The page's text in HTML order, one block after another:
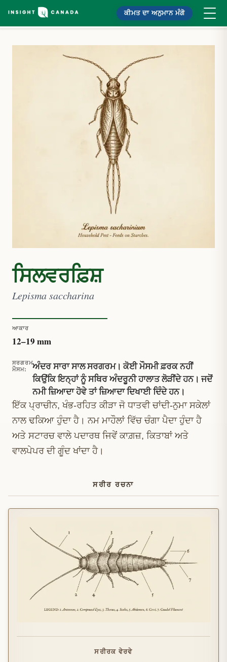
ਕੀਮਤ ਦਾ ਅਨੁਮਾਨ ਮੰਗੋ
ਸਿਲਵਰਫ਼ਿਸ਼
Lepisma saccharina
ਆਕਾਰ
12–19 mm
ਸਰਗਰਮ
ਮੌਸਮ:
ਅੰਦਰ ਸਾਰਾ ਸਾਲ ਸਰਗਰਮ। ਕੋਈ ਮੌਸਮੀ ਫ਼ਰਕ ਨਹੀਂ
ਕਿਉਂਕਿ ਇਨ੍ਹਾਂ ਨੂੰ ਸਥਿਰ ਅੰਦਰੂਨੀ ਹਾਲਾਤ ਲੋੜੀਂਦੇ ਹਨ। ਜਦੋਂ
ਨਮੀ ਜ਼ਿਆਦਾ ਹੋਵੇ ਤਾਂ ਜ਼ਿਆਦਾ ਦਿਖਾਈ ਦਿੰਦੇ ਹਨ।
ਇੱਕ ਪ੍ਰਾਚੀਨ, ਖੰਭ-ਰਹਿਤ ਕੀੜਾ ਜੋ ਧਾਤਵੀ ਚਾਂਦੀ-ਨੁਮਾ ਸਕੇਲਾਂ
ਨਾਲ ਢਕਿਆ ਹੁੰਦਾ ਹੈ। ਨਮ ਮਾਹੌਲਾਂ ਵਿੱਚ ਚੰਗਾ ਪੈਦਾ ਹੁੰਦਾ ਹੈ
ਅਤੇ ਸਟਾਰਚ ਵਾਲੇ ਪਦਾਰਥ ਜਿਵੇਂ ਕਾਗ਼ਜ਼, ਕਿਤਾਬਾਂ ਅਤੇ
ਵਾਲਪੇਪਰ ਦੀ ਗੂੰਦ ਖਾਂਦਾ ਹੈ।
ਸਰੀਰ ਰਚਨਾ
ਸਰੀਰਕ ਵੇਰਵੇ